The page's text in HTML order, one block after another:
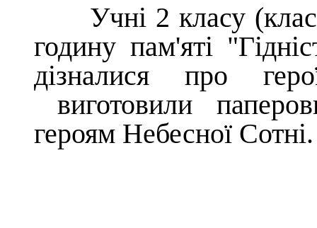
Учні 2 класу
годину пам'яті
дізналися про
виготовили
героям Небесної